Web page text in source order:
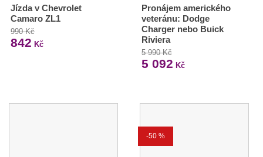
Jízda v Chevrolet
Camaro ZL1
990 Kč
842 Kč
Pronájem amerického
veteránu: Dodge
Charger nebo Buick
Riviera
5 990 Kč
5 092 Kč
-50 %